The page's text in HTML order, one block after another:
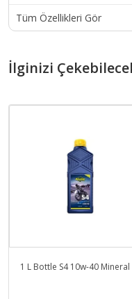
Tüm Özellikleri Gör
İlginizi
1 L Bottle S4 10w-40 Mineral